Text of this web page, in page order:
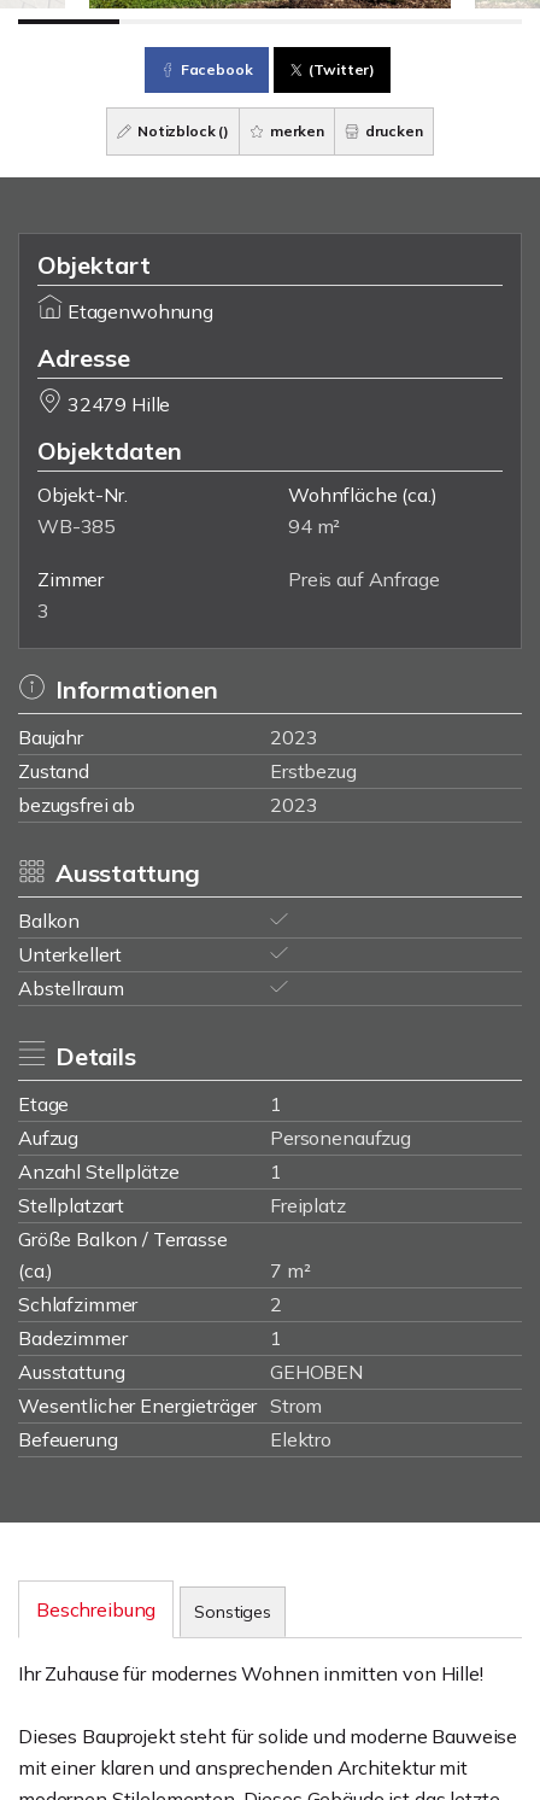
Facebook (Twitter)
Notizblock () merken drucken
Objektart
Etagenwohnung
Adresse
32479 Hille
Objektdaten
Objekt-Nr.
WB-385
Wohnfläche (ca.)
94 m²
Zimmer
3
Preis auf Anfrage
Informationen
Baujahr
2023
Zustand
Erstbezug
bezugsfrei ab
2023
Ausstattung
Balkon
Unterkellert
Abstellraum
Details
Etage
1
Aufzug
Personenaufzug
Anzahl Stellplätze
1
Stellplatzart
Freiplatz
Größe Balkon / Terrasse
(ca.)
7 m²
Schlafzimmer
2
Badezimmer
1
Ausstattung
GEHOBEN
Wesentlicher Energieträger Strom
Befeuerung
Elektro
Beschreibung Sonstiges
Ihr Zuhause für modernes Wohnen inmitten von Hille!
Dieses Bauprojekt steht für solide und moderne Bauweise
mit einer klaren und ansprechenden Architektur mit